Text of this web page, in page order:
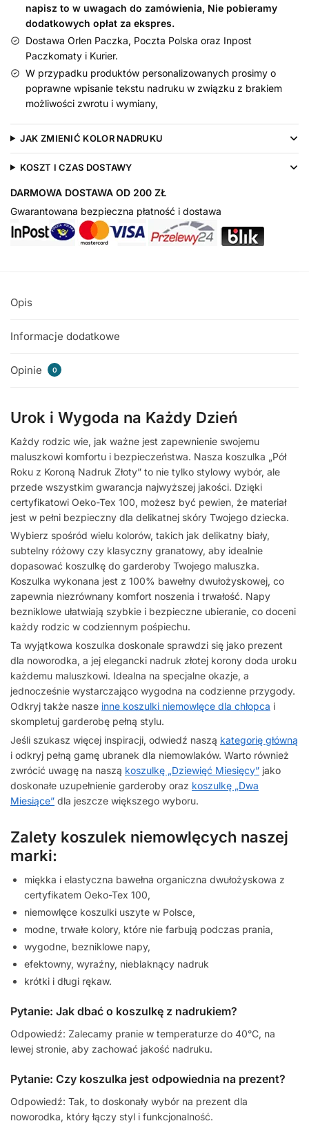
napisz to w uwagach do zamówienia, Nie pobieramy
dodatkowych opłat za ekspres.
Dostawa Orlen Paczka, Poczta Polska oraz Inpost
Paczkomaty i Kurier.
W przypadku produktów personalizowanych prosimy o
poprawne wpisanie tekstu nadruku w związku z brakiem
możliwości zwrotu i wymiany,
JAK ZMIENIĆ KOLOR NADRUKU
KOSZT I CZAS DOSTAWY
DARMOWA DOSTAWA OD 200 ZŁ
Gwarantowana bezpieczna płatność i dostawa
Opis
Informacje dodatkowe
Opinie 0
Urok i Wygoda na Każdy Dzień
Każdy rodzic wie, jak ważne jest zapewnienie swojemu
maluszkowi komfortu i bezpieczeństwa. Nasza koszulka „Pół
Roku z Koroną Nadruk Złoty” to nie tylko stylowy wybór, ale
przede wszystkim gwarancja najwyższej jakości. Dzięki
certyfikatowi Oeko-Tex 100, możesz być pewien, że materiał
jest w pełni bezpieczny dla delikatnej skóry Twojego dziecka.
Wybierz spośród wielu kolorów, takich jak delikatny biały,
subtelny różowy czy klasyczny granatowy, aby idealnie
dopasować koszulkę do garderoby Twojego maluszka.
Koszulka wykonana jest z 100% bawełny dwułożyskowej, co
zapewnia niezrównany komfort noszenia i trwałość. Napy
bezniklowe ułatwiają szybkie i bezpieczne ubieranie, co doceni
każdy rodzic w codziennym pośpiechu.
Ta wyjątkowa koszulka doskonale sprawdzi się jako prezent
dla noworodka, a jej elegancki nadruk złotej korony doda uroku
każdemu maluszkowi. Idealna na specjalne okazje, a
jednocześnie wystarczająco wygodna na codzienne przygody.
Odkryj także nasze inne koszulki niemowlęce dla chłopca i
skompletuj garderobę pełną stylu.
Jeśli szukasz więcej inspiracji, odwiedź naszą kategorię główną
i odkryj pełną gamę ubranek dla niemowlaków. Warto również
zwrócić uwagę na naszą koszulkę „Dziewięć Miesięcy” jako
doskonałe uzupełnienie garderoby oraz koszulkę „Dwa
Miesiące” dla jeszcze większego wyboru.
Zalety koszulek niemowlęcych naszej
marki:
miękka i elastyczna bawełna organiczna dwułożyskowa z
certyfikatem Oeko-Tex 100,
niemowlęce koszulki uszyte w Polsce,
modne, trwałe kolory, które nie farbują podczas prania,
wygodne, bezniklowe napy,
efektowny, wyraźny, nieblaknący nadruk
krótki i długi rękaw.
Pytanie: Jak dbać o koszulkę z nadrukiem?
Odpowiedź: Zalecamy pranie w temperaturze do 40°C, na
lewej stronie, aby zachować jakość nadruku.
Pytanie: Czy koszulka jest odpowiednia na prezent?
Odpowiedź: Tak, to doskonały wybór na prezent dla
noworodka, który łączy styl i funkcjonalność.